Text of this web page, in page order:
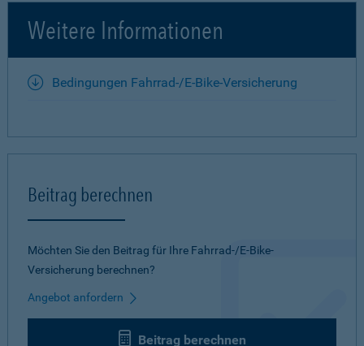
Weitere Informationen
Bedingungen Fahrrad-/E-Bike-Versicherung
Beitrag berechnen
Möchten Sie den Beitrag für Ihre Fahrrad-/E-Bike-
Versicherung berechnen?
Angebot anfordern
Beitrag berechnen